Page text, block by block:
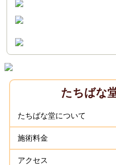
たちばな
たちばな堂について
施術料金
アクセス